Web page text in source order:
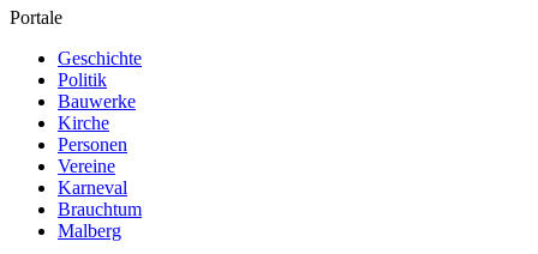
Portale
Geschichte
Politik
Bauwerke
Kirche
Personen
Vereine
Karneval
Brauchtum
Malberg